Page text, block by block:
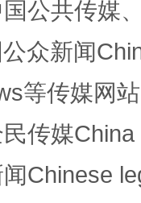
园优化重塑工作
公共传媒
众新闻
等传媒网
传媒
Chinese